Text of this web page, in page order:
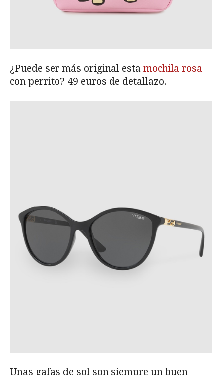
¿Puede ser más original esta mochila rosa
con perrito? 49 euros de detallazo.
Unas gafas de sol son siempre un buen